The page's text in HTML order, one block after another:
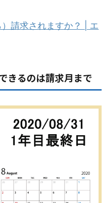
請求されますか？ | エ
きるのは請求月まで